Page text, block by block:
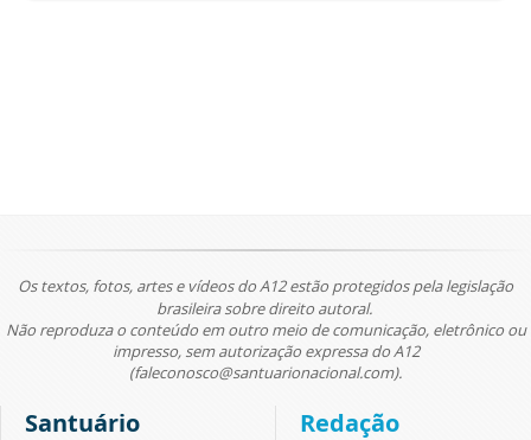
Os textos, fotos, artes e vídeos do A12 estão protegidos pela legislação
brasileira sobre direito autoral.
Não reproduza o conteúdo em outro meio de comunicação, eletrônico ou
impresso, sem autorização expressa do A12
(faleconosco@santuarionacional.com).
Santuário Redação